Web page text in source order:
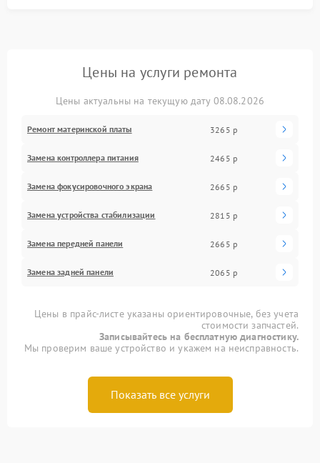
Цены на услуги ремонта
Цены актуальны на текущую дату 08.08.2026
Ремонт материнской платы 3265 р
Замена контроллера питания 2465 р
Замена фокусировочного экрана 2665 р
Замена устройства стабилизации 2815 р
Замена передней панели 2665 р
Замена задней панели 2065 р
Цены в прайс-листе указаны ориентировочные, без учета
стоимости запчастей.
Записывайтесь на бесплатную диагностику.
Мы проверим ваше устройство и укажем на неисправность.
Показать все услуги